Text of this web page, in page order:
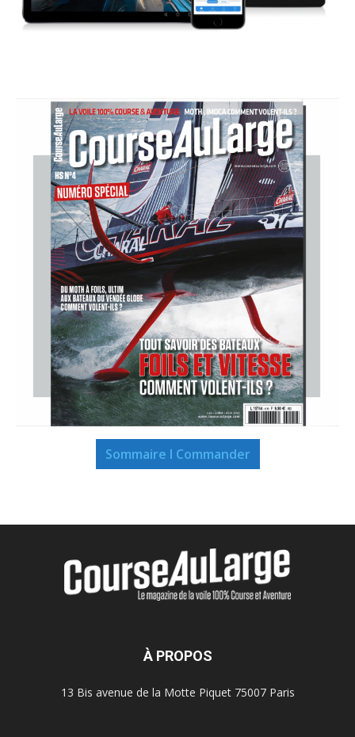
Sommaire I Commander
À PROPOS
13 Bis avenue de la Motte Piquet 75007 Paris